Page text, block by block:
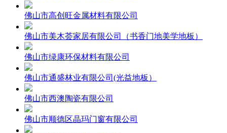
佛山市高创旺金属材料有限公司
佛山市美木荟家居有限公司（书香门地美学地板）
佛山市绿康环保材料有限公司
佛山市通盛林业有限公司(光益地板）
佛山市西澳陶瓷有限公司
佛山市顺德区晶玛门窗有限公司